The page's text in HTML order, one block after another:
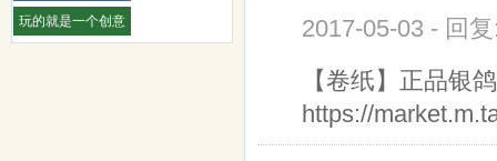
玩的就是一个创意
2017-05-03 - 回
【卷纸】正品银
https://